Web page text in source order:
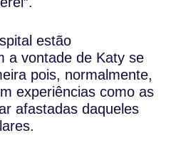
estão
a vontade de Katy se
pois, normalmente,
experiências como as
afastadas daqueles